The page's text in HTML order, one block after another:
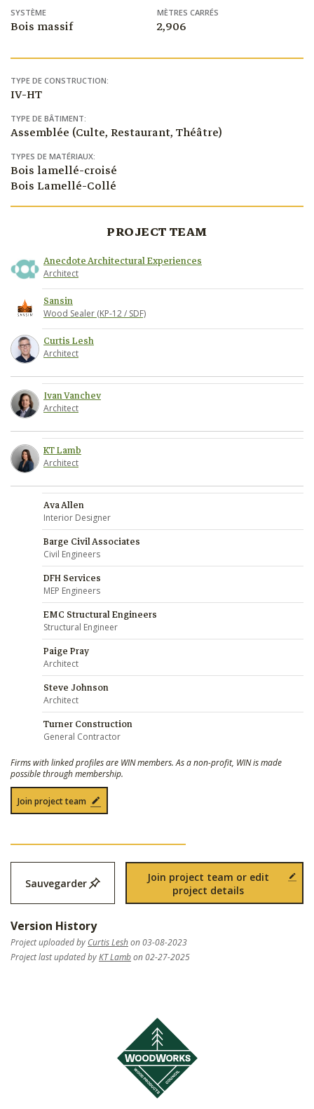
SYSTÈME
Bois massif
MÈTRES CARRÉS
2,906
TYPE DE CONSTRUCTION:
IV-HT
TYPE DE BÂTIMENT:
Assemblée (Culte, Restaurant, Théâtre)
TYPES DE MATÉRIAUX:
Bois lamellé-croisé
Bois Lamellé-Collé
PROJECT TEAM
Anecdote Architectural Experiences
Architect
Sansin
Wood Sealer (KP-12 / SDF)
Curtis Lesh
Architect
Ivan Vanchev
Architect
KT Lamb
Architect
Ava Allen
Interior Designer
Barge Civil Associates
Civil Engineers
DFH Services
MEP Engineers
EMC Structural Engineers
Structural Engineer
Paige Pray
Architect
Steve Johnson
Architect
Turner Construction
General Contractor
Firms with linked profiles are WIN members. As a non-profit, WIN is made
possible through membership.
Join project team
Sauvegarder
Join project team or edit
project details
Version History
Project uploaded by Curtis Leshon 03-08-2023
Project last updated byKT Lambon 02-27-2025